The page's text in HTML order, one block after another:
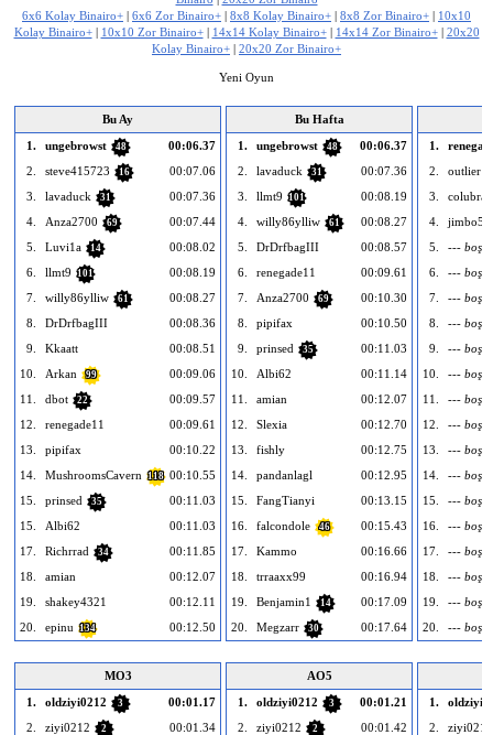
6x6 Kolay Binairo+ | 6x6 Zor Binairo+ | 8x8 Kolay Binairo+ | 8x8 Zor Binairo+ | 10x10
Kolay Binairo+| 10x10 Zor Binairo+| 14x14 Kolay Binairo+| 14x14 Zor Binairo+| 20x20
Kolay Binairo+ | 20x20 Zor Binairo+
Yeni Oyun
Bu Ay
1.
ungebrowst 48
00:06.37
2.
steve415723 16
00:07.06
3.
lavaduck 31
00:07.36
4.
Anza2700 69
00:07.44
5.
Luvi1a 14
00:08.02
6.
llmt9 101
00:08.19
7.
willy86ylliw 61
00:08.27
8.
DrDrfbagIII
00:08.36
9.
Kkaatt
00:08.51
10.
Arkan 99
00:09.06
11.
dbot 22
00:09.57
12.
renegade11
00:09.61
13.
pipifax
00:10.22
14.
MushroomsCavern 118 00:10.55
15.
prinsed 35
00:11.03
15.
Albi62
00:11.03
17.
Richrrad 34
00:11.85
18.
amian
00:12.07
19.
shakey4321
00:12.11
20.
epinu 134 00:12.50
Bu Hafta
1.
ungebrowst 48
00:06.37
2.
lavaduck 31
00:07.36
3.
llmt9 101
00:08.19
4.
willy86ylliw 61
00:08.27
5.
DrDrfbagIII
00:08.57
6.
renegade11
00:09.61
7.
Anza2700 69
00:10.30
8.
pipifax
00:10.50
9.
prinsed 35
00:11.03
10.
Albi62
00:11.14
11.
amian
00:12.07
12.
Slexia
00:12.70
13.
fishly
00:12.75
14.
pandanlagl
00:12.95
15.
FangTianyi
00:13.15
16.
falcondole 46
00:15.43
17.
Kammo
00:16.66
18.
trraaxx99
00:16.94
19.
Benjamin1 14
00:17.09
20.
Megzarr 30 00:17.64
1.
2.
outlier
3.
colubra
4.
5.
--- boş
6.
--- boş
7.
--- boş
8.
--- boş
9.
--- boş
10.
--- boş
11.
--- boş
12.
--- boş
13.
--- boş
14.
--- boş
15.
--- boş
16.
--- boş
17.
--- boş
18.
--- boş
19.
--- boş
20.
--- boş
MO3
1.
oldziyi0212 3
00:01.17
2.
ziyi0212 2
00:01.34
AO5
1.
oldziyi0212 3
00:01.21
2.
ziyi0212 2
00:01.42
1.
2.
ziyi0212